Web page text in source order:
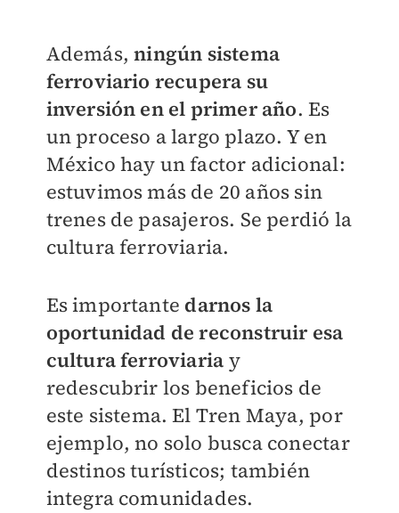
Además,ningún sistema
ferroviario recupera su
inversión en el primer año. Es
un proceso a largo plazo. Y en
México hay un factor adicional:
estuvimos más de 20 años sin
trenes de pasajeros. Se perdió la
cultura ferroviaria.
Es importante darnos la
oportunidad de reconstruir esa
cultura ferroviaria y
redescubrir los beneficios de
este sistema. El Tren Maya, por
ejemplo, no solo busca conectar
destinos turísticos; también
integra comunidades.